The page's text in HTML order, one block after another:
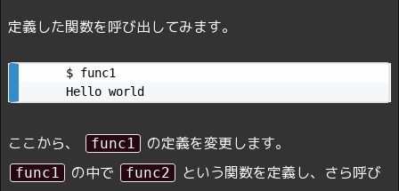
定義した関数を呼び出してみます。
$ func1
Hello world
ここから、 func1 の定義を変更します。
func1 の中で func2
という関数を定義し、さら呼び